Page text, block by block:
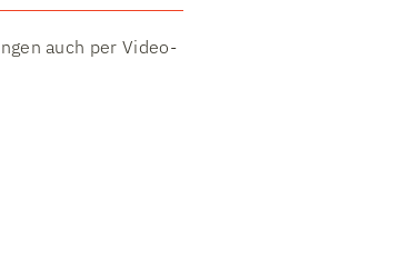
auch per Video-